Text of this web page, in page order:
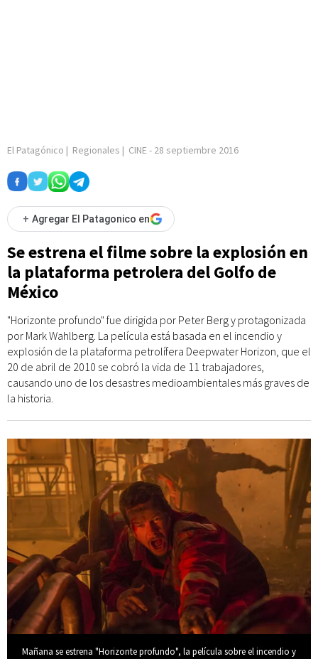
El Patagónico | Regionales | CINE- 28 septiembre 2016
+ Agregar El Patagonico en
Se estrena el filme sobre la explosión en
la plataforma petrolera del Golfo de
México
"Horizonte profundo" fue dirigida por Peter Berg y protagonizada
por Mark Wahlberg. La película está basada en el incendio y
explosión de la plataforma petrolífera Deepwater Horizon, que el
20 de abril de 2010 se cobró la vida de 11 trabajadores,
causando uno de los desastres medioambientales más graves de
la historia.
Mañana se estrena "Horizonte profundo", la película sobre el incendio y